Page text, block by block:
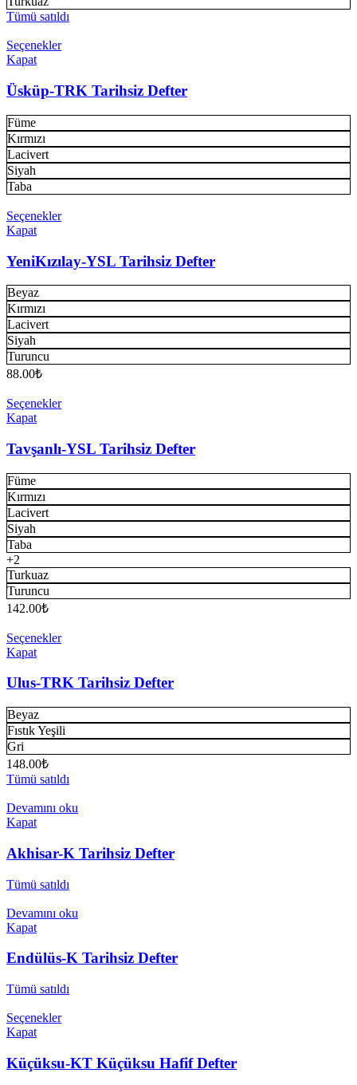
Tümü satıldı
Seçenekler
Kapat
Üsküp-TRK Tarihsiz Defter
Füme
Kırmızı
Lacivert
Siyah
Taba
Seçenekler
Kapat
YeniKızılay-YSL Tarihsiz Defter
Beyaz
Kırmızı
Lacivert
Siyah
Turuncu
88.00₺
Seçenekler
Kapat
Tavşanlı-YSL Tarihsiz Defter
Füme
Kırmızı
Lacivert
Siyah
Taba
+2
Turkuaz
Turuncu
142.00₺
Seçenekler
Kapat
Ulus-TRK Tarihsiz Defter
Beyaz
Fıstık Yeşili
Gri
148.00₺
Tümü satıldı
Devamını oku
Kapat
Akhisar-K Tarihsiz Defter
Tümü satıldı
Devamını oku
Kapat
Endülüs-K Tarihsiz Defter
Tümü satıldı
Seçenekler
Kapat
Küçüksu-KT Küçüksu Hafif Defter